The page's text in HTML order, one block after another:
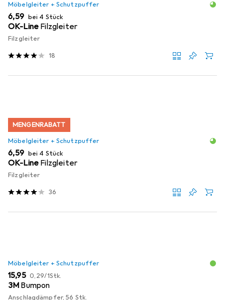
Möbelgleiter + Schutzpuffer
EUR
6,59 bei 4 Stück
OK-Line Filzgleiter
Filzgleiter
18
MENGENRABATT
Möbelgleiter + Schutzpuffer
EUR
6,59 bei 4 Stück
OK-Line Filzgleiter
Filzgleiter
36
Möbelgleiter + Schutzpuffer
EUR
15,95 EUR
0,29/1Stk.
3M Bumpon
Anschlagdämpfer, 56 Stk.